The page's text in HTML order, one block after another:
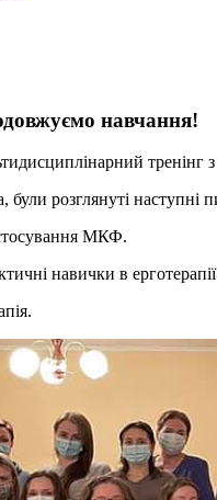
навчання!
тренінг
були розглянуті наступні
МКФ.
навички в